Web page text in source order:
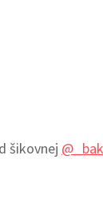
šikovnej